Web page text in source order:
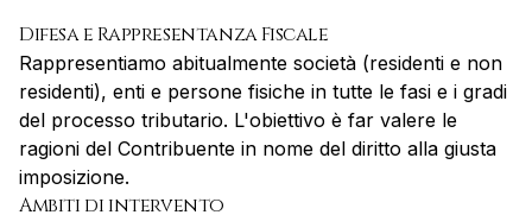
Difesa e Rappresentanza Fiscale
Rappresentiamo abitualmente società (residenti e non
residenti), enti e persone fisiche in tutte le fasi e i gradi
del processo tributario. L'obiettivo è far valere le
ragioni del Contribuente in nome del diritto alla giusta
imposizione.
Ambiti di intervento